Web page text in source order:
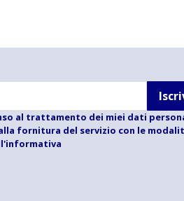
al trattamento dei miei dati
fornitura del servizio con le